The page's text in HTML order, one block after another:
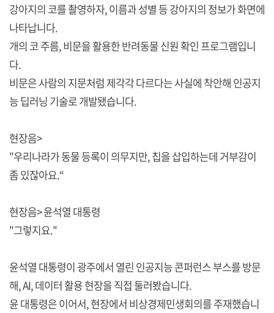
강아지의 코를 촬영하자, 이름과 성별 등 강아지의 정보가 화면에
나타납니다.
개의 코 주름, 비문을 활용한 반려동물 신원 확인 프로그램입니
다.
비문은 사람의 지문처럼 제각각 다르다는 사실에 착안해 인공지
능 딥러닝 기술로 개발됐습니다.
현장음>
"우리나라가 동물 등록이 의무지만, 칩을 삽입하는데 거부감이
좀 있잖아요.“
현장음> 윤석열 대통령
"그렇지요."
윤석열 대통령이 광주에서 열린 인공지능 콘퍼런스 부스를 방문
해, AI, 데이터 활용 현장을 직접 둘러봤습니다.
윤 대통령은 이어서, 현장에서 비상경제민생회의를 주재했습니